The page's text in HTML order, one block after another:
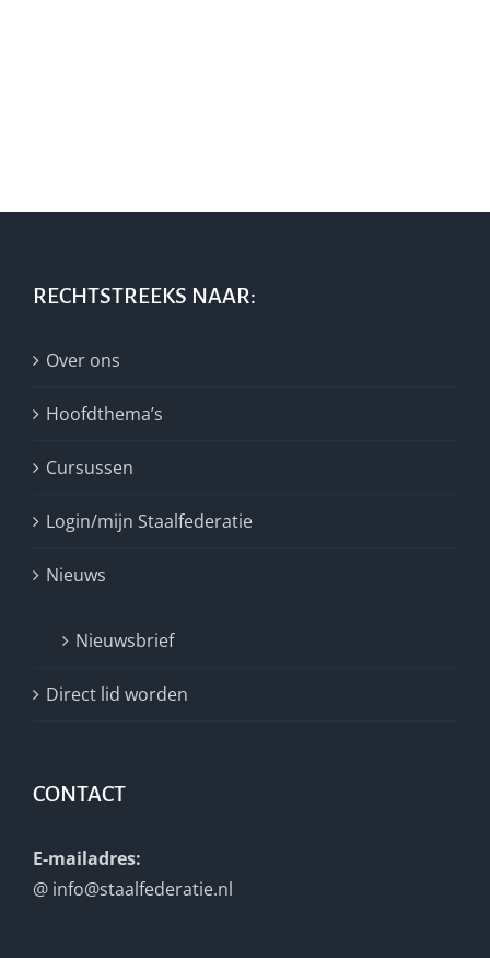
RECHTSTREEKS NAAR:
Over ons
Hoofdthema’s
Cursussen
Login/mijn Staalfederatie
Nieuws
Nieuwsbrief
Direct lid worden
CONTACT
E-mailadres:
@ info@staalfederatie.nl